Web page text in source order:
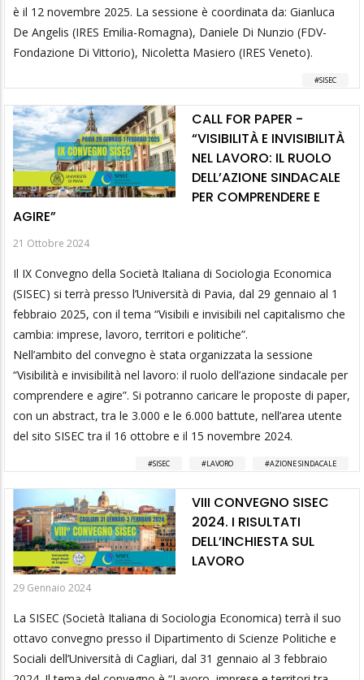
è il 12 novembre 2025. La sessione è coordinata da: Gianluca
De Angelis (IRES Emilia-Romagna), Daniele Di Nunzio (FDV-
Fondazione Di Vittorio), Nicoletta Masiero (IRES Veneto).
SISEC
CALL FOR PAPER -
“VISIBILITÀ E INVISIBILITÀ
NEL LAVORO: IL RUOLO
DELL’AZIONE SINDACALE
PER COMPRENDERE E
AGIRE”
21 Ottobre 2024
Il IX Convegno della Società Italiana di Sociologia Economica
(SISEC) si terrà presso l’Università di Pavia, dal 29 gennaio al 1
febbraio 2025, con il tema “Visibili e invisibili nel capitalismo che
cambia: imprese, lavoro, territori e politiche”.
Nell’ambito del convegno è stata organizzata la sessione
“Visibilità e invisibilità nel lavoro: il ruolo dell’azione sindacale per
comprendere e agire”. Si potranno caricare le proposte di paper,
con un abstract, tra le 3.000 e le 6.000 battute, nell’area utente
del sito SISEC tra il 16 ottobre e il 15 novembre 2024.
SISEC LAVORO AZIONE SINDACALE
VIII CONVEGNO SISEC
2024. I RISULTATI
DELL’INCHIESTA SUL
LAVORO
29 Gennaio 2024
La SISEC (Società Italiana di Sociologia Economica) terrà il suo
ottavo convegno presso il Dipartimento di Scienze Politiche e
Sociali dell’Università di Cagliari, dal 31 gennaio al 3 febbraio